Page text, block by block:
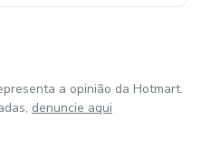
a opinião da Hotmart.
denuncie aqui